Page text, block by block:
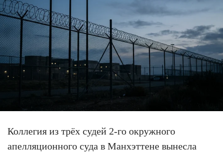
Коллегия из трёх судей 2-го окружного
апелляционного суда в Манхэттене вынесла